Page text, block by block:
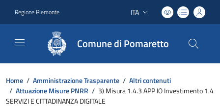
Regione Piemonte Lingua attiva:
ITA
Comune di Pomaretto
Home / Amministrazione Trasparente / Altri contenuti
/ Attuazione Misure PNRR / 3) Misura 1.4.3 APP IO Investimento 1.4
SERVIZI E CITTADINANZA DIGITALE